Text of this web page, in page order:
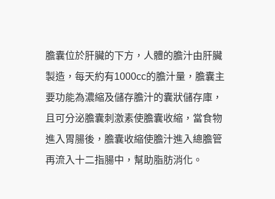
膽囊位於肝臟的下方，人體的膽汁由肝臟
製造，每天約有1000cc的膽汁量，膽囊主
要功能為濃縮及儲存膽汁的囊狀儲存庫，
且可分泌膽囊刺激素使膽囊收縮，當食物
進入胃腸後，膽囊收縮使膽汁進入總膽管
再流入十二指腸中，幫助脂肪消化。